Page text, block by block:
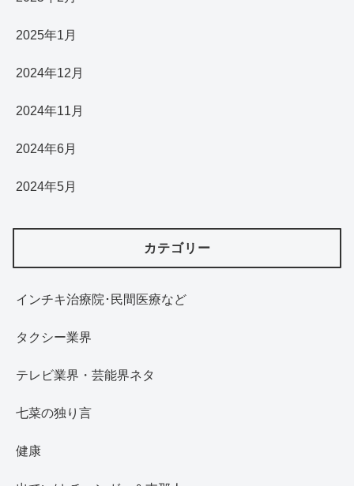
2025年1月
2024年12月
2024年11月
2024年6月
2024年5月
カテゴリー
インチキ治療院･民間医療など
タクシー業界
テレビ業界・芸能界ネタ
七菜の独り言
健康